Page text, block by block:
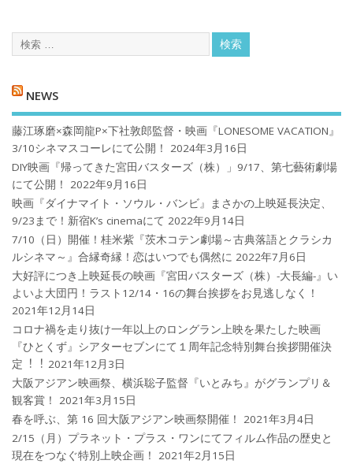
NEWS
藤江琢磨×森岡龍P×下社敦郎監督・映画『LONESOME VACATION』
3/10シネマスコーレにて公開！
2024年3月16日
DIY映画『帰ってきた宮田バスターズ（株）」9/17、第七藝術劇場
にて公開！
2022年9月16日
映画『ダイナマイト・ソウル・バンビ』まさかの上映延長決定、
9/23まで！新宿K’s cinemaにて 2022年9月14日
7/10（日）開催！桂米紫『茨木コテン劇場～古典落語とクラシカ
ルシネマ～』合縁奇縁！恋はいつでも偶然に 2022年7月6日
大好評につき上映延長の映画『宮田バスターズ（株）-大長編-』い
よいよ大団円！ラスト12/14・16の舞台挨拶をお見逃しなく！
2021年12月14日
コロナ禍を⾛り抜け⼀年以上のロングラン上映を果たした映画
『ひとくず』シアターセブンにて１周年記念特別舞台挨拶開催決
定︕︕ 2021年12月3日
大阪アジアン映画祭、横浜聡子監督『いとみち』がグランプリ＆
観客賞！
2021年3月15日
春を呼ぶ、第 16 回大阪アジアン映画祭開催！
2021年3月4日
2/15（月）プラネット・プラス・ワンにてフィルム作品の歴史と
現在をつなぐ特別上映企画！
2021年2月15日